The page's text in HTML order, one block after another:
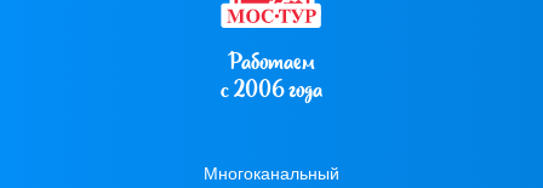
Работаем
с 2006 года
Многоканальный